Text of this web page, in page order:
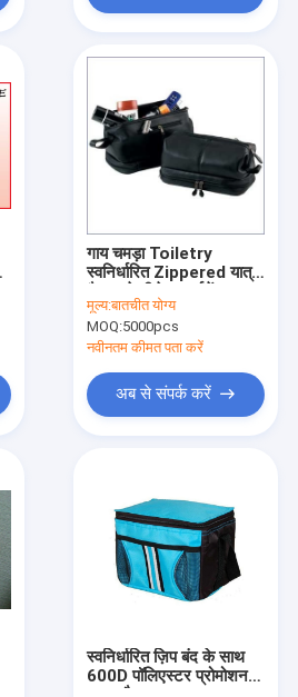
गाय चमड़ा Toiletry
स्वनिर्धारित Zippered यात्रा
मूल्य:बातचीत योग्य
MOQ:5000pcs
नवीनतम कीमत पता करें
अब से संपर्क करें
स्वनिर्धारित ज़िप बंद के साथ
600D पॉलिएस्टर प्रोमोशनल